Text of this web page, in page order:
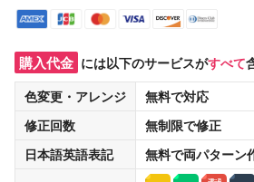
購入代金 には以下のサービスがすべて
色変更・アレンジ
無料で対応
修正回数
無制限で修正
日本語英語表記
無料で両パターン